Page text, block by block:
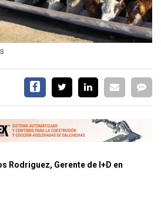
Rodriguez, Gerente de I+D en